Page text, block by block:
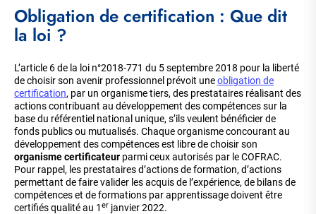
Obligation de certification : Que dit
la loi ?
L’article 6 de la loi n°2018-771 du 5 septembre 2018 pour la liberté
de choisir son avenir professionnel prévoit uneobligation de
certification, par un organisme tiers, des prestataires réalisant des
actions contribuant au développement des compétences sur la
base du référentiel national unique, s’ils veulent bénéficier de
fonds publics ou mutualisés. Chaque organisme concourant au
développement des compétences est libre de choisir son
organisme certificateur parmi ceux autorisés par le COFRAC.
Pour rappel, les prestataires d’actions de formation, d’actions
permettant de faire valider les acquis de l’expérience, de bilans de
compétences et de formations par apprentissage doivent être
certifiés qualité au 1 er janvier 2022.